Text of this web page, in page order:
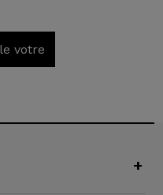
votre
+